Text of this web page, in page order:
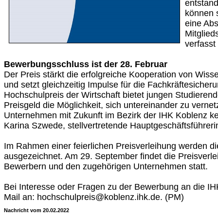
können
eine
verfasst
Bewerbungsschluss ist der 28. Februar
Der Preis stärkt die erfolgreiche Kooperation von
und setzt gleichzeitig Impulse für die
Hochschulpreis der Wirtschaft bietet jungen
Preisgeld die Möglichkeit, sich untereinander zu
Unternehmen mit Zukunft im Bezirk der IHK Koblenz
Karina Szwede, stellvertretende
Im Rahmen einer feierlichen Preisverleihung werden
ausgezeichnet. Am 29. September findet die
Bewerbern und den zugehörigen Unternehmen statt.
Bei Interesse oder Fragen zu der Bewerbung an die
Mail an: hochschulpreis@koblenz.ihk.de. (PM)
Nachricht vom 20.02.2022